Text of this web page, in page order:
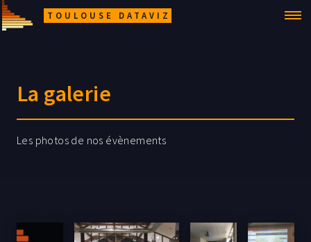
TOULOUSE DATAVIZ
La galerie
Les photos de nos évènements